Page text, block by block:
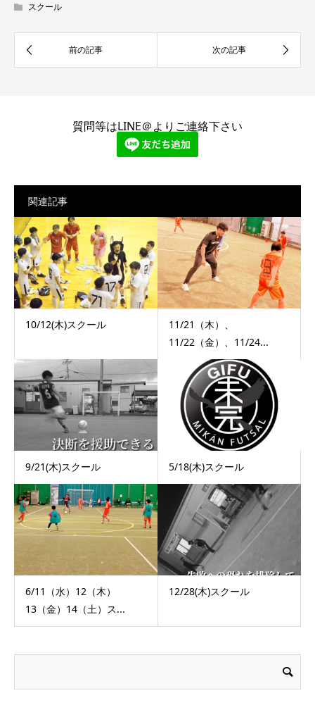
スクール
質問等はLINE＠よりご連絡下さい
関連記事
10/12(木)スクール
11/21（木）、
11/22（金）、11/24...
9/21(木)スクール 5/18(木)スクール
6/11（水）12（木）
13（金）14（土）ス...
12/28(木)スクール